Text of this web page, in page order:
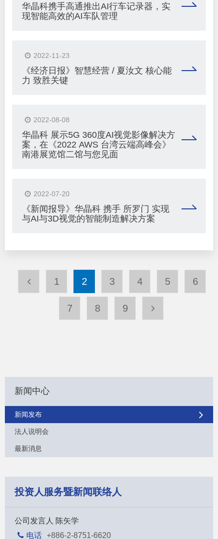
华晶科携手高通推出AI行车记录器，实
现智能高效的AI车队管理
2022-11-23
《经济日报》智慧经营 / 夏汝文 核心能
力 致胜关键
2022-08-08
华晶科 展示5G 360度AI视觉影像解决方
案，在《2022 AWS 台湾云端高峰会》
南港展览馆二馆与您见面
2022-07-20
《新闻报导》华晶科 携手 所罗门 实现
与AI与3D视觉的智能制造解决方案
1 2 3 4 5 6
7 8 9
新闻中心
新闻发布
法人说明会
最新消息
投资人服务暨新闻联络人
公司发言人 陈矢学
电话 +886-2-8751-6620